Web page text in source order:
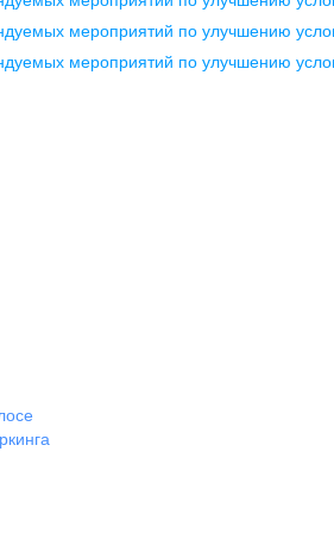
мероприятий по улучшению
мероприятий по улучшению